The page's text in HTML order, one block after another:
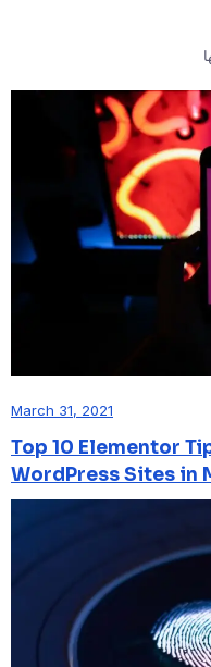
March 31, 2021
Top 10 Elementor
WordPress Sites in